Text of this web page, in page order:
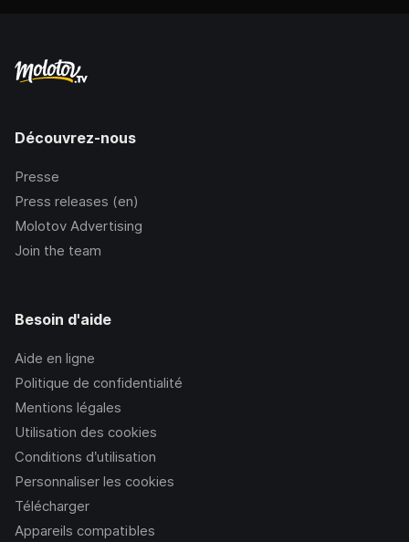
Découvrez-nous
Presse
Press releases (en)
Molotov Advertising
Join the team
Besoin d'aide
Aide en ligne
Politique de confidentialité
Mentions légales
Utilisation des cookies
Conditions d’utilisation
Personnaliser les cookies
Télécharger
Appareils compatibles